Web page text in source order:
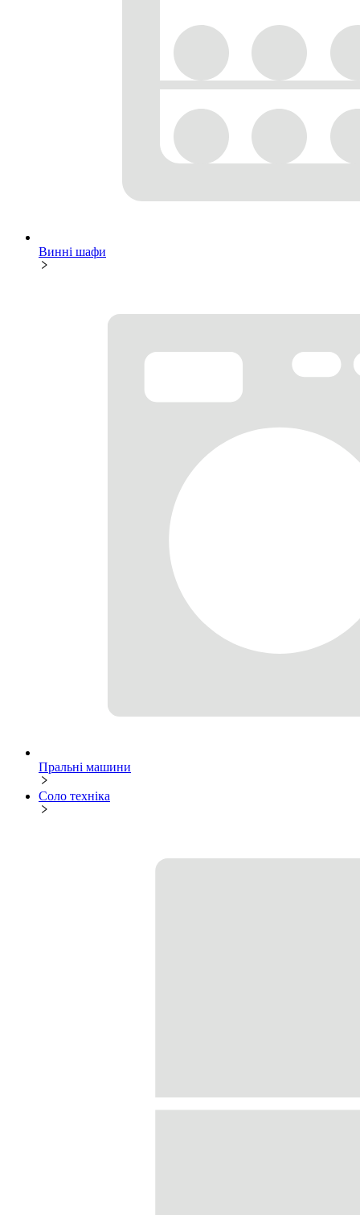
Винні шафи
Пральні машини
Соло техніка